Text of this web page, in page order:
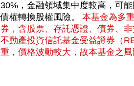
30%，金融領域集中度較高，可
債權轉換股權風險。 本基金為多
券，含股票、存託憑證、債券、
不動產投資信託基金受益證券（
重，價格波動較大，故本基金之